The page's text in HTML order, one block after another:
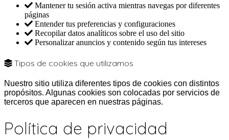
Mantener tu sesión activa mientras navegas por diferentes
páginas
Entender tus preferencias y configuraciones
Recopilar datos analíticos sobre el uso del sitio
Personalizar anuncios y contenido según tus intereses
Tipos de cookies que utilizamos
Nuestro sitio utiliza diferentes tipos de cookies con distintos
propósitos. Algunas cookies son colocadas por servicios de
terceros que aparecen en nuestras páginas.
Política de privacidad